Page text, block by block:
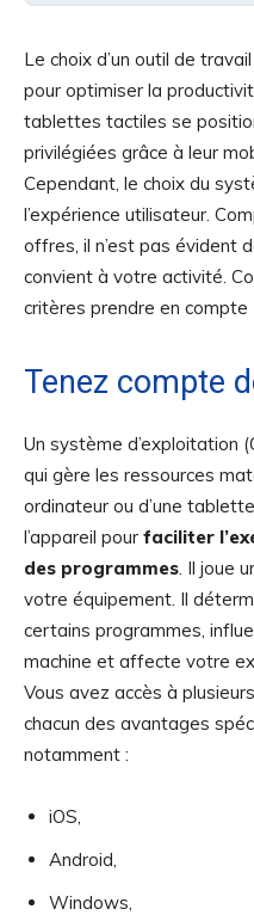
Le choix d’un outil de
pour optimiser la
tablettes tactiles se
privilégiées grâce à leur
Cependant, le choix du
l’expérience utilisateur.
offres, il n’est pas évident
convient à votre activité.
critères prendre en compte
Tenez compte
Un système d’exploitation
qui gère les ressources
ordinateur ou d’une
l’appareil pour faciliter
des programmes . Il joue
votre équipement. Il
certains programmes,
machine et affecte votre
Vous avez accès à
chacun des avantages
notamment :
iOS,
Android,
Windows,